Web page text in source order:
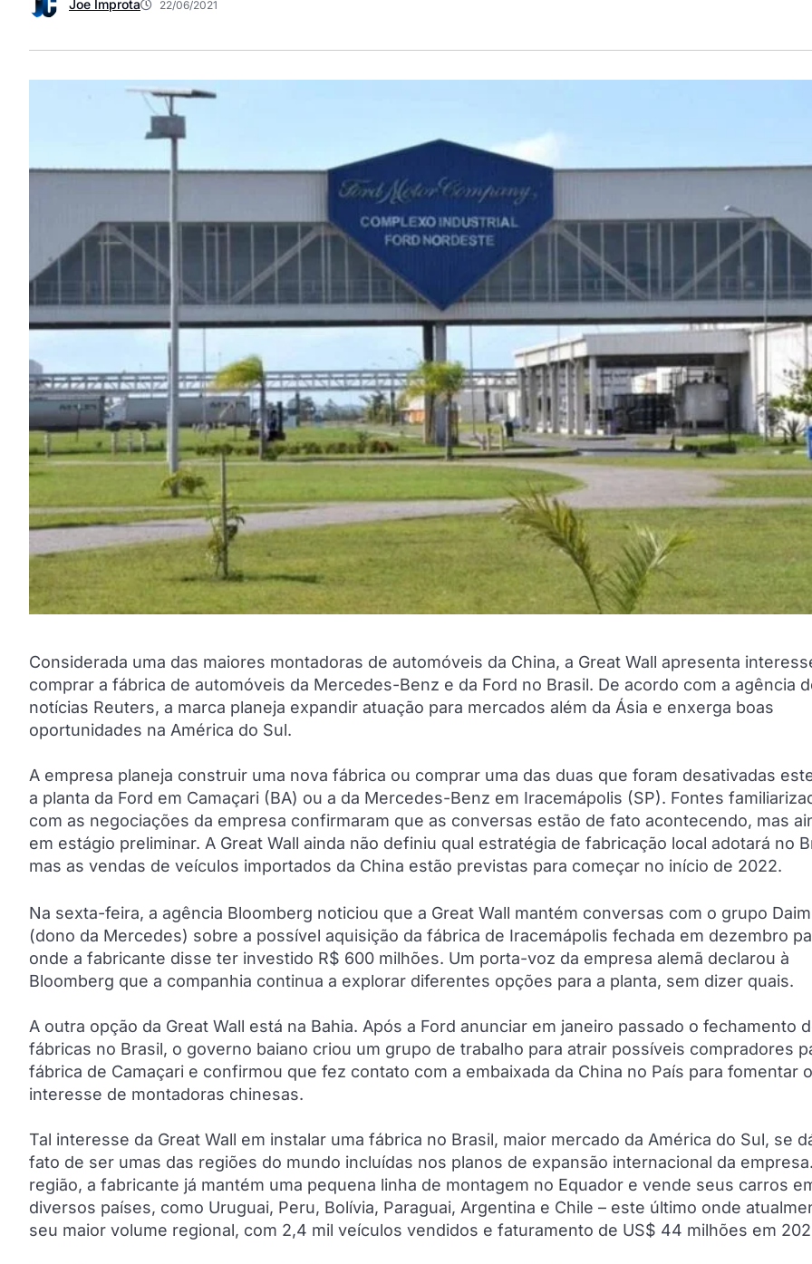
Joe Improta 22/06/2021
Considerada uma das maiores montadoras de automóveis da China, a Great Wall apresenta
comprar a fábrica de automóveis da Mercedes-Benz e da Ford no Brasil. De acordo com a agência
notícias Reuters, a marca planeja expandir atuação para mercados além da Ásia e enxerga boas
oportunidades na América do Sul.
A empresa planeja construir uma nova fábrica ou comprar uma das duas que foram desativadas
a planta da Ford em Camaçari (BA) ou a da Mercedes-Benz em Iracemápolis (SP). Fontes
com as negociações da empresa confirmaram que as conversas estão de fato acontecendo, mas
em estágio preliminar. A Great Wall ainda não definiu qual estratégia de fabricação local adotará no
mas as vendas de veículos importados da China estão previstas para começar no início de 2022.
Na sexta-feira, a agência Bloomberg noticiou que a Great Wall mantém conversas com o grupo
(dono da Mercedes) sobre a possível aquisição da fábrica de Iracemápolis fechada em dezembro
onde a fabricante disse ter investido R$ 600 milhões. Um porta-voz da empresa alemã declarou à
Bloomberg que a companhia continua a explorar diferentes opções para a planta, sem dizer quais.
A outra opção da Great Wall está na Bahia. Após a Ford anunciar em janeiro passado o fechamento
fábricas no Brasil, o governo baiano criou um grupo de trabalho para atrair possíveis compradores
fábrica de Camaçari e confirmou que fez contato com a embaixada da China no País para fomentar o
interesse de montadoras chinesas.
Tal interesse da Great Wall em instalar uma fábrica no Brasil, maior mercado da América do Sul, se
fato de ser umas das regiões do mundo incluídas nos planos de expansão internacional da
região, a fabricante já mantém uma pequena linha de montagem no Equador e vende seus carros
diversos países, como Uruguai, Peru, Bolívia, Paraguai, Argentina e Chile – este último onde
seu maior volume regional, com 2,4 mil veículos vendidos e faturamento de US$ 44 milhões em